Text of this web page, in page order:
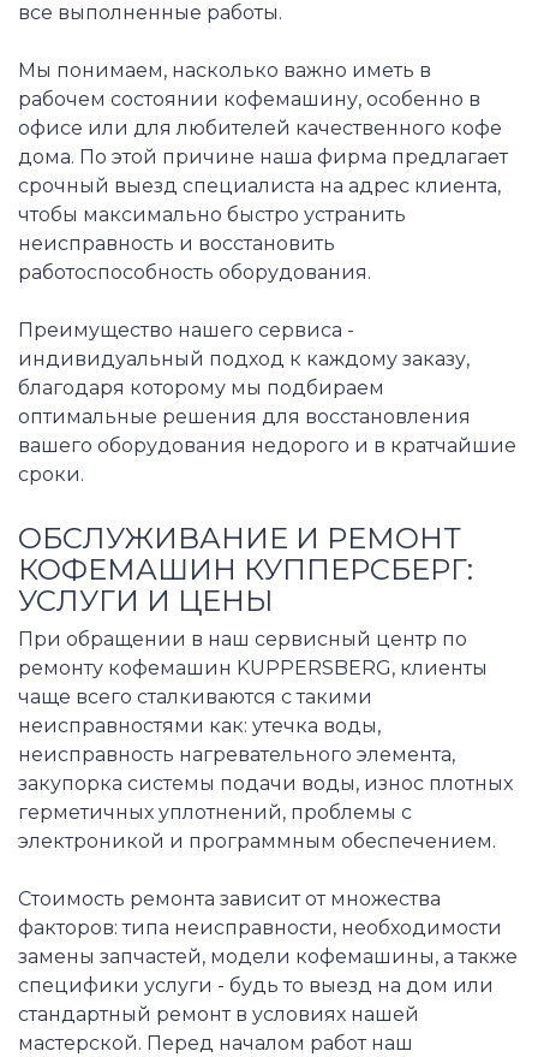
все выполненные работы.
Мы понимаем, насколько важно иметь в
рабочем состоянии кофемашину, особенно в
офисе или для любителей качественного кофе
дома. По этой причине наша фирма предлагает
срочный выезд специалиста на адрес клиента,
чтобы максимально быстро устранить
неисправность и восстановить
работоспособность оборудования.
Преимущество нашего сервиса -
индивидуальный подход к каждому заказу,
благодаря которому мы подбираем
оптимальные решения для восстановления
вашего оборудования недорого и в кратчайшие
сроки.
ОБСЛУЖИВАНИЕ И РЕМОНТ
КОФЕМАШИН КУППЕРСБЕРГ:
УСЛУГИ И ЦЕНЫ
При обращении в наш сервисный центр по
ремонту кофемашин KUPPERSBERG, клиенты
чаще всего сталкиваются с такими
неисправностями как: утечка воды,
неисправность нагревательного элемента,
закупорка системы подачи воды, износ плотных
герметичных уплотнений, проблемы с
электроникой и программным обеспечением.
Стоимость ремонта зависит от множества
факторов: типа неисправности, необходимости
замены запчастей, модели кофемашины, а также
специфики услуги - будь то выезд на дом или
стандартный ремонт в условиях нашей
мастерской. Перед началом работ наш